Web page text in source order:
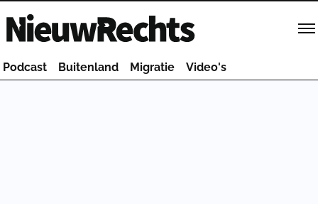
Homepage van NieuwRechts
Podcast Buitenland Migratie Video's